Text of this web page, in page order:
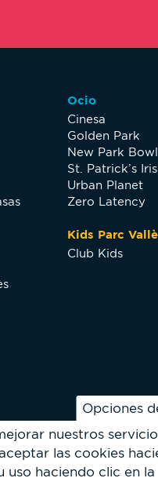
Opciones
nuestros
las cookies
uso haciendo clic en la
Ocio
Cinesa
Golden Park
New Park
St. Patrick’s
Urban Planet
Zero Latency
Kids Parc
Club Kids